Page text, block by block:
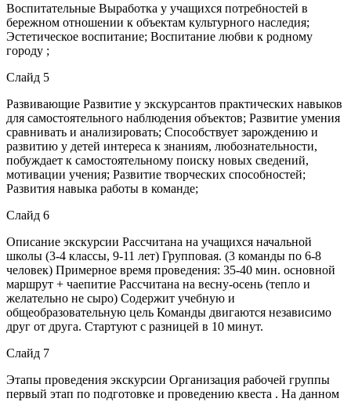
Воспитательные Выработка у учащихся потребностей в
бережном отношении к объектам культурного наследия;
Эстетическое воспитание; Воспитание любви к родному
городу ;
Слайд 5
Развивающие Развитие у экскурсантов практических навыков
для самостоятельного наблюдения объектов; Развитие умения
сравнивать и анализировать; Способствует зарождению и
развитию у детей интереса к знаниям, любознательности,
побуждает к самостоятельному поиску новых сведений,
мотивации учения; Развитие творческих способностей;
Развития навыка работы в команде;
Слайд 6
Описание экскурсии Рассчитана на учащихся начальной
школы (3-4 классы, 9-11 лет) Групповая. (3 команды по 6-8
человек) Примерное время проведения: 35-40 мин. основной
маршрут + чаепитие Рассчитана на весну-осень (тепло и
желательно не сыро) Содержит учебную и
общеобразовательную цель Команды двигаются независимо
друг от друга. Стартуют с разницей в 10 минут.
Слайд 7
Этапы проведения экскурсии Организация рабочей группы
первый этап по подготовке и проведению квеста . На данном